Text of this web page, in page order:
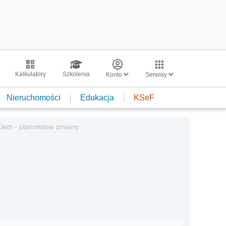
Kalkulatory Szkolenia Konto Serwisy
Nieruchomości Edukacja KSeF
- planowane zmiany